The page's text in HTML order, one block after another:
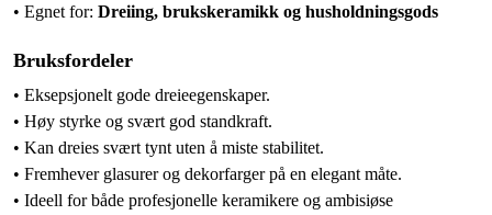
• Egnet for: Dreiing, brukskeramikk og husholdningsgods
Bruksfordeler
• Eksepsjonelt gode dreieegenskaper.
• Høy styrke og svært god standkraft.
• Kan dreies svært tynt uten å miste stabilitet.
• Fremhever glasurer og dekorfarger på en elegant måte.
• Ideell for både profesjonelle keramikere og ambisiøse